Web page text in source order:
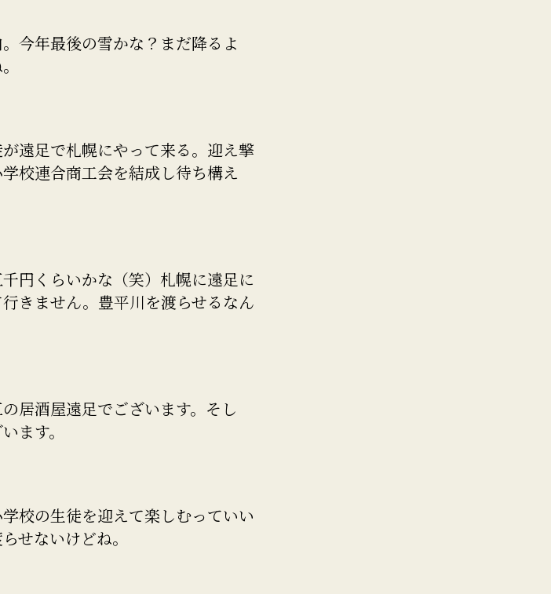
今年最後の雪かな？まだ降るよ
遠足で札幌にやって来る。迎え撃
校連合商工会を結成し待ち構え
円くらいかな（笑）札幌に遠足に
きません。豊平川を渡らせるなん
居酒屋遠足でございます。そし
ます。
校の生徒を迎えて楽しむっていい
せないけどね。